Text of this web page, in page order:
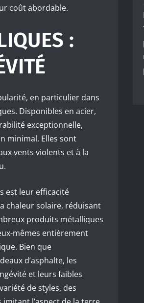
coût abordable.
:
en particulier dans
Disponibles en acier,
exceptionnelle,
minimal. Elles sont
vents violents et à la
est leur efficacité
chaleur solaire, réduisant
produits métalliques
mêmes entièrement
Bien que
d’asphalte, les
et leurs faibles
de styles, des